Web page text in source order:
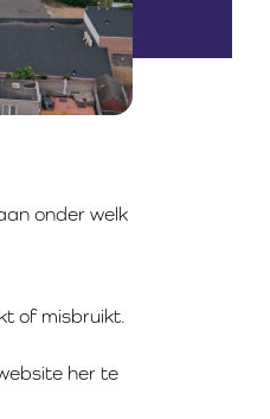
onder welk
of misbruikt.
her te